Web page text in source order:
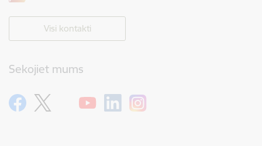
Visi kontakti
Sekojiet mums